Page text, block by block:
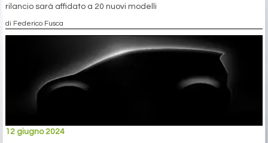
rilancio sarà affidato a 20 nuovi modelli
di Federico Fusca
12 giugno 2024